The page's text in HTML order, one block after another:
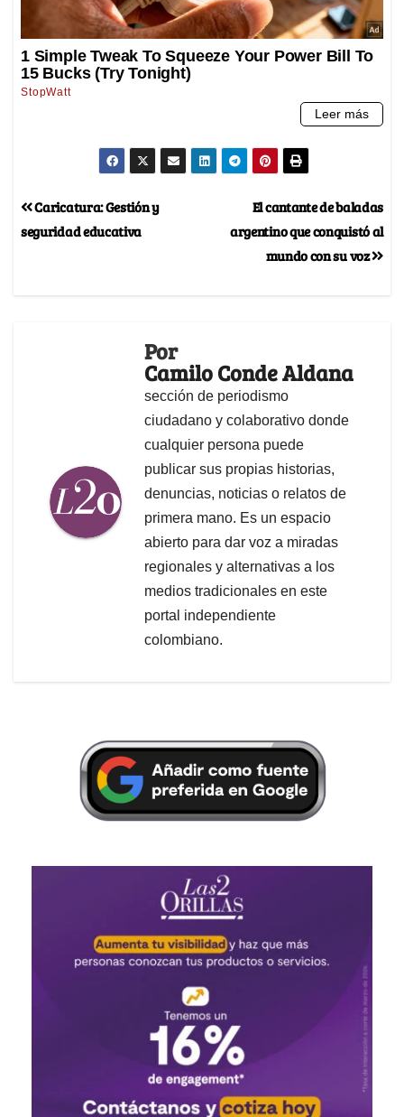
El cantante de baladas
argentino que conquistó al
mundo con su voz
Caricatura: Gestión y
seguridad educativa
Por
Camilo Conde Aldana
sección de periodismo
ciudadano y colaborativo donde
cualquier persona puede
publicar sus propias historias,
denuncias, noticias o relatos de
primera mano. Es un espacio
abierto para dar voz a miradas
regionales y alternativas a los
medios tradicionales en este
portal independiente
colombiano.